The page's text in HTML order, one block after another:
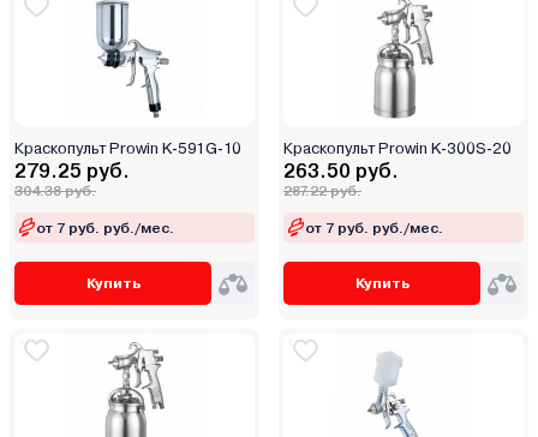
Краскопульт Prowin K-591G-10
279.25 руб.
304.38 руб.
от 7 руб. руб./мес.
Купить
Краскопульт Prowin K-300S-20
263.50 руб.
287.22 руб.
от 7 руб. руб./мес.
Купить